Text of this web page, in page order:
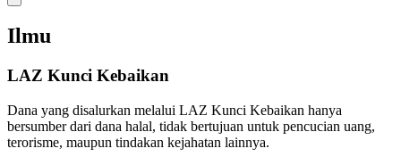
Ilmu
LAZ Kunci Kebaikan
Dana yang disalurkan melalui LAZ Kunci Kebaikan hanya
bersumber dari dana halal, tidak bertujuan untuk pencucian uang,
terorisme, maupun tindakan kejahatan lainnya.